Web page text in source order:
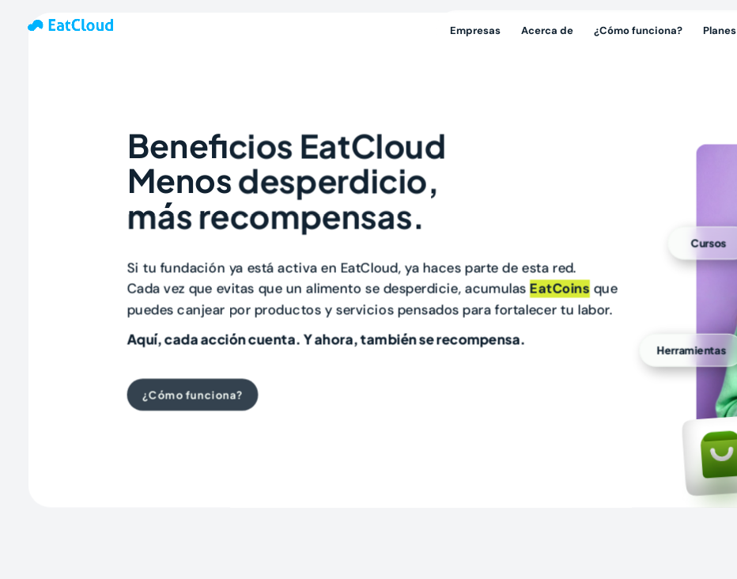
Empresas Acerca de ¿Cómo funciona? Planes
Beneficios EatCloud
Menos desperdicio,
más recompensas.
Si tu fundación ya está activa en EatCloud, ya haces parte de esta red.
Cada vez que evitas que un alimento se desperdicie, acumulasEatCoins que
puedes canjear por productos y servicios pensados para fortalecer tu labor.
Aquí, cada acción cuenta. Y ahora, también se recompensa.
¿Cómo funciona?
Cursos
Herramientas